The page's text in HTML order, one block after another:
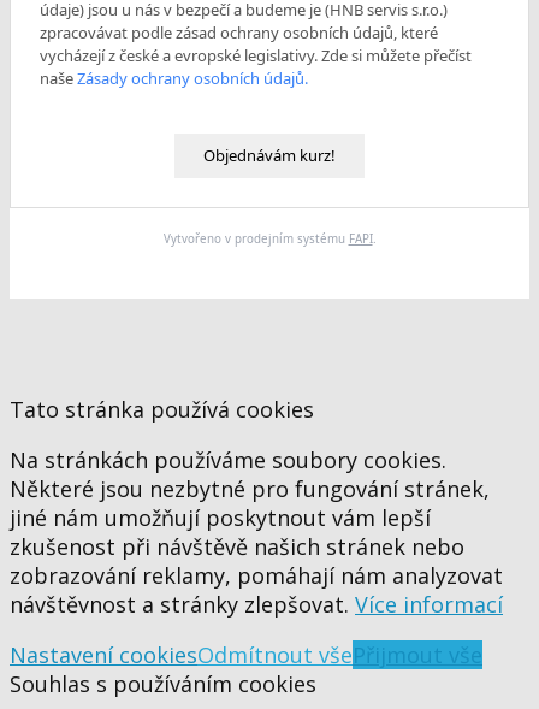
údaje) jsou u nás v bezpečí a budeme je (HNB servis s.r.o.)
zpracovávat podle zásad ochrany osobních údajů, které
vycházejí z české a evropské legislativy. Zde si můžete přečíst
našeZásady ochrany osobních údajů.
Objednávám kurz!
Vytvořeno v prodejním systému FAPI.
Tato stránka používá cookies
Na stránkách používáme soubory cookies.
Některé jsou nezbytné pro fungování stránek,
jiné nám umožňují poskytnout vám lepší
zkušenost při návštěvě našich stránek nebo
zobrazování reklamy, pomáhají nám analyzovat
návštěvnost a stránky zlepšovat. Více informací
Nastavení cookiesOdmítnout všePřijmout vše
Souhlas s používáním cookies